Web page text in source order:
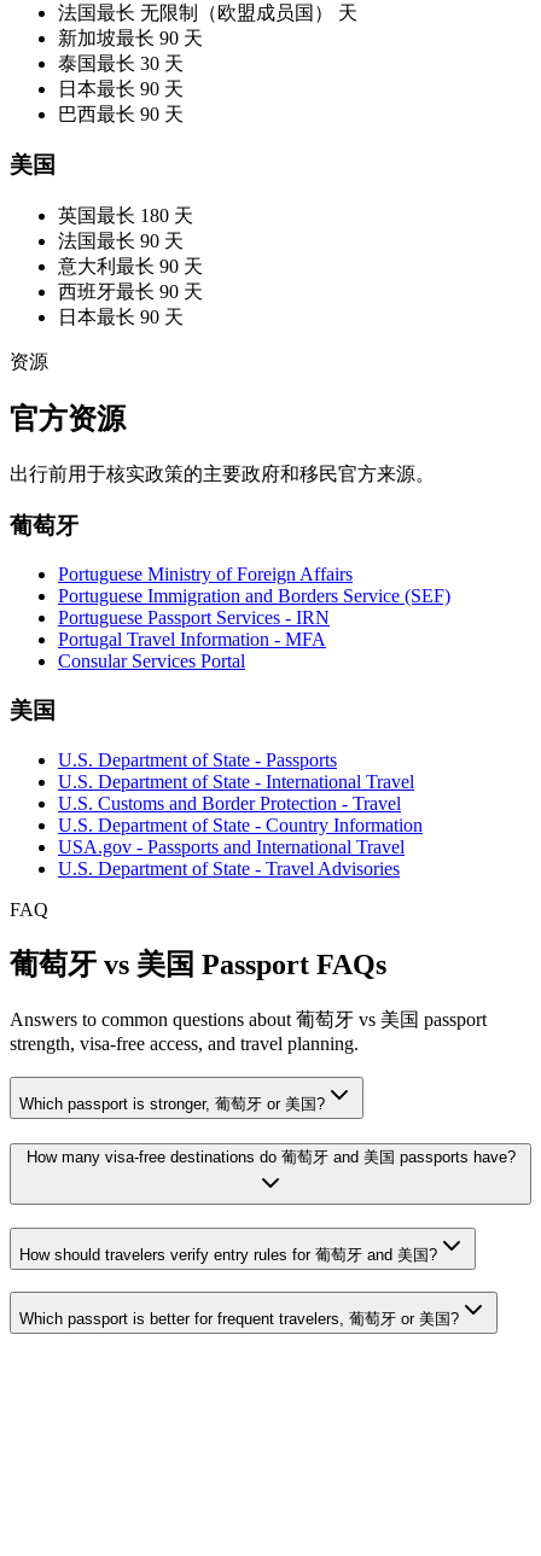
法国最长 无限制（欧盟成员国） 天
新加坡最长 90 天
泰国最长 30 天
日本最长 90 天
巴西最长 90 天
美国
英国最长 180 天
法国最长 90 天
意大利 最长 90 天
西班牙最长 90 天
日本最长 90 天
资源
官方资源
出行前用于核实政策的主要政府和移民官方来源。
葡萄牙
Portuguese Ministry of Foreign Affairs
Portuguese Immigration and Borders Service (SEF)
Portuguese Passport Services - IRN
Portugal Travel Information - MFA
Consular Services Portal
美国
U.S. Department of State - Passports
U.S. Department of State - International Travel
U.S. Customs and Border Protection - Travel
U.S. Department of State - Country Information
USA.gov - Passports and International Travel
U.S. Department of State - Travel Advisories
FAQ
葡萄牙 vs 美国 Passport FAQs
Answers to common questions about 葡萄牙 vs 美国 passport
strength, visa-free access, and travel planning.
Which passport is stronger, 葡萄牙 or 美国?
How many visa-free destinations do 葡萄牙 and 美国 passports have?
How should travelers verify entry rules for 葡萄牙 and 美国?
Which passport is better for frequent travelers, 葡萄牙 or 美国?